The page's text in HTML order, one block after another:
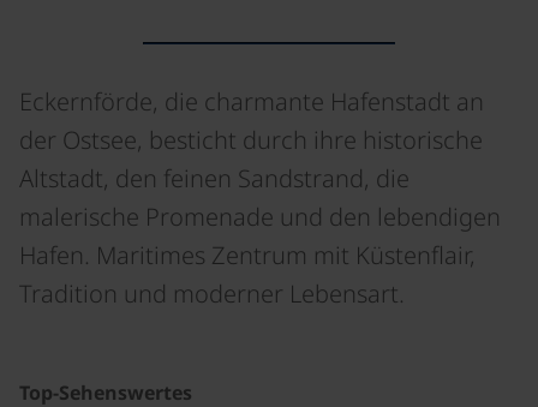
Eckernförde, die charmante Hafenstadt an
der Ostsee, besticht durch ihre historische
Altstadt, den feinen Sandstrand, die
malerische Promenade und den lebendigen
Hafen. Maritimes Zentrum mit Küstenflair,
Tradition und moderner Lebensart.
Top-Sehenswertes